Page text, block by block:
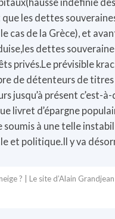
indéfinie
les dettes
cas de la Grèce), et
dettes
privés.Le prévisible
de détenteurs de
jusqu’à présent c’est-
livret d’épargne
soumis à une telle
et politique.Il y va
? | Le site d’Alain Grandjean